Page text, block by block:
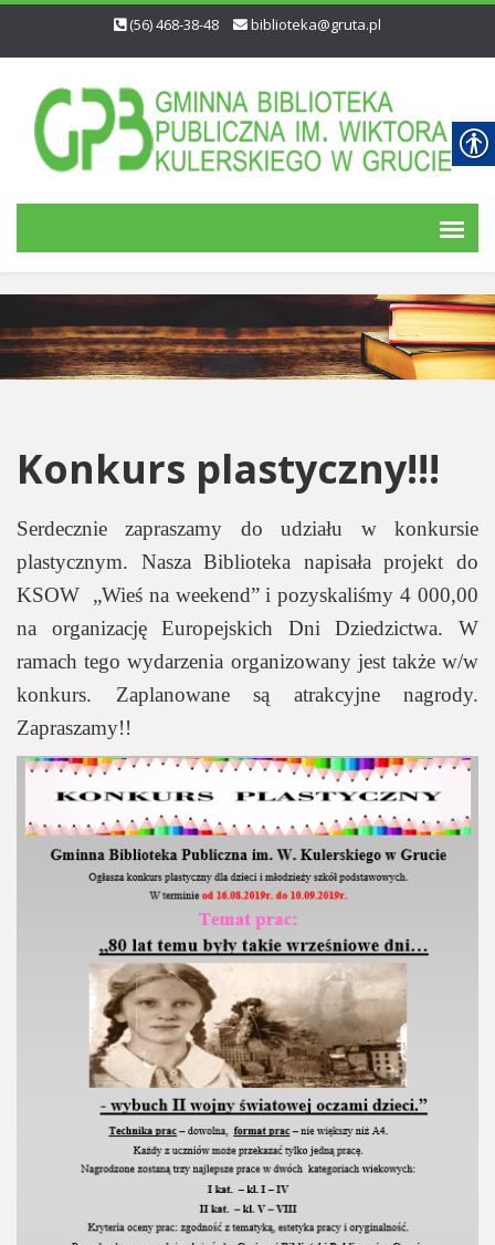
(56) 468-38-48 biblioteka@gruta.pl
Konkurs plastyczny!!!
Serdecznie zapraszamy do udziału w konkursie
plastycznym. Nasza Biblioteka napisała projekt do
KSOW „Wieś na weekend” i pozyskaliśmy 4 000,00
na organizację Europejskich Dni Dziedzictwa. W
ramach tego wydarzenia organizowany jest także w/w
konkurs. Zaplanowane są atrakcyjne nagrody.
Zapraszamy!!